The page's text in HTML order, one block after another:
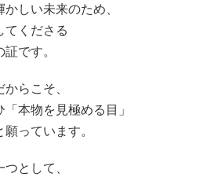
しい未来のため、
てくださる
です。
らこそ、
本物を見極める目」
っています。
として、